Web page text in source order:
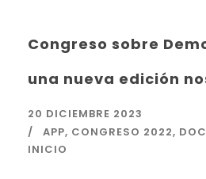
Congreso sobre
una nueva edición
20 DICIEMBRE 2023
APP, CONGRESO 2022,
INICIO